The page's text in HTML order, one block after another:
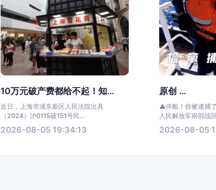
10万元破产费都给不起！知...
近日，上海市浦东新区人民法院出具
（2024）沪0115破151号民...
2026-08-05 19:34:13
原创 ...
▲停船！你被逮捕
人民解放军南部战
2026-08-05